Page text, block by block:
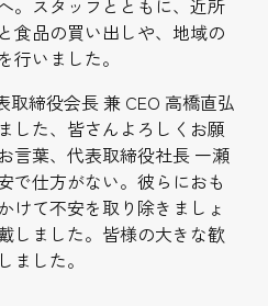
。スタッフとともに、近所
食品の買い出しや、地域の
行いました。
取締役会長 兼 CEO 高橋直弘
した、皆さんよろしくお願
言葉、代表取締役社長 一瀬
で仕方がない。彼らにおも
けて不安を取り除きましょ
しました。皆様の大きな歓
ました。